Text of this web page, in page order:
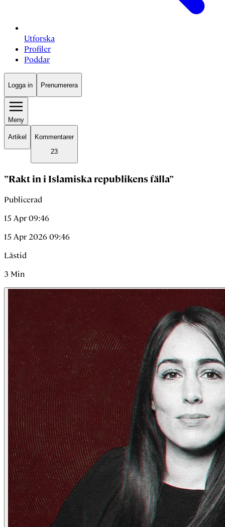
Utforska
Profiler
Poddar
Logga in Prenumerera
Meny
Artikel
Kommentarer
23
”Rakt in i Islamiska republikens fälla”
Publicerad
15 Apr 09:46
15 Apr 2026 09:46
Lästid
3 Min